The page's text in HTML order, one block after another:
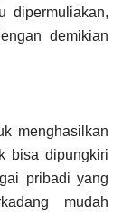
dipermuliakan,
demikian
menghasilkan
bisa dipungkiri
pribadi yang
mudah